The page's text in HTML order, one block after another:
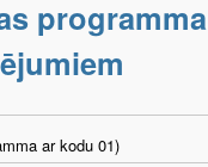
programma
ar kodu 01)